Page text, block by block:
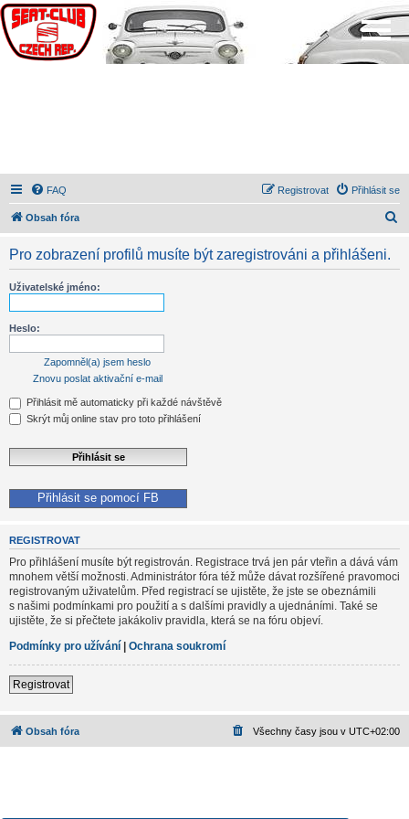
FAQ Přihlásit se
Registrovat
Obsah fóra
Pro zobrazení profilů musíte být zaregistrováni a přihlášeni.
Uživatelské jméno:
Heslo:
Zapomněl(a) jsem heslo
Znovu poslat aktivační e-mail
Přihlásit mě automaticky při každé návštěvě
Skrýt můj online stav pro toto přihlášení
Přihlásit se pomocí FB
REGISTROVAT
Pro přihlášení musíte být registrován. Registrace trvá jen pár vteřin a dává vám
mnohem větší možnosti. Administrátor fóra též může dávat rozšířené pravomoci
registrovaným uživatelům. Před registrací se ujistěte, že jste se obeznámili
s našimi podmínkami pro použití a s dalšími pravidly a ujednáními. Také se
ujistěte, že si přečtete jakákoliv pravidla, která se na fóru objeví.
Podmínky pro užívání | Ochrana soukromí
Registrovat
Obsah fóra Všechny časy jsou v UTC+02:00